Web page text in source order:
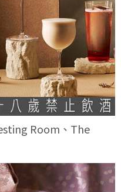
Room、The